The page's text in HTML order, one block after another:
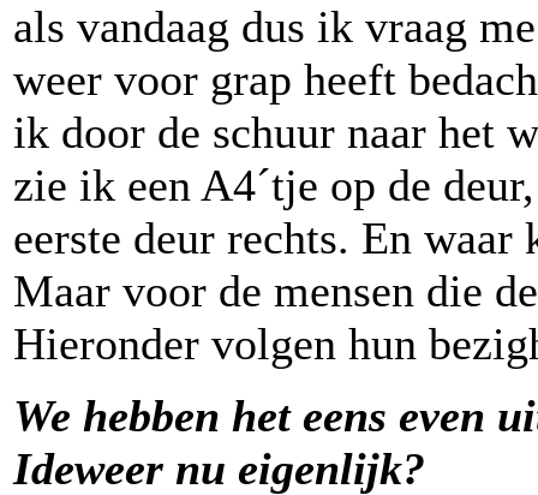
als vandaag dus ik vraag
weer voor grap heeft
ik door de schuur naar het
zie ik een A4´tje op de
eerste deur rechts. En
Maar voor de mensen die
Hieronder volgen hun
We hebben het eens even
Ideweer nu eigenlijk?